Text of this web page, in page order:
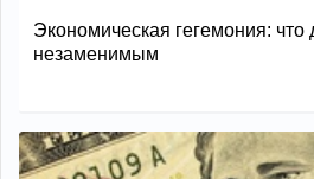
Экономическая гегемония: что
незаменимым